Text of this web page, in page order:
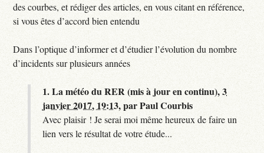
des courbes, et rédiger des articles, en vous citant en référence,
si vous êtes d’accord bien entendu
Dans l’optique d’informer et d’étudier l’évolution du nombre
d’incidents sur plusieurs années
1.La météo du RER (mis à jour en continu),3
janvier 2017, 19:13,parPaul Courbis
Avec plaisir ! Je serai moi même heureux de faire un
lien vers le résultat de votre étude...